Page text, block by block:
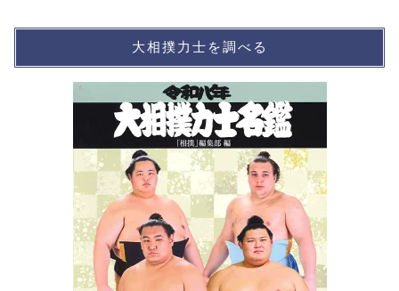
大相撲力士を調べる